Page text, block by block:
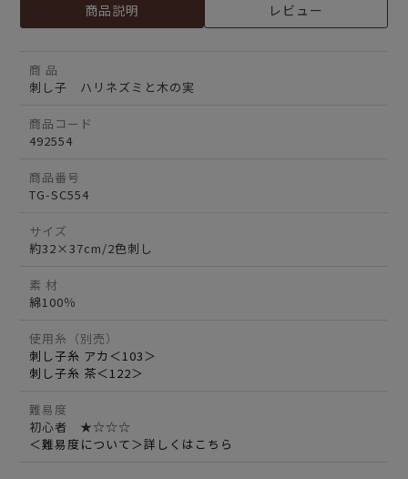
商品説明 レビュー
商 品
刺し子 ハリネズミと木の実
商品コード
492554
商品番号
TG-SC554
サイズ
約32×37cm/2色刺し
素 材
綿100％
使用糸（別売）
刺し子糸 アカ＜103＞
刺し子糸 茶＜122＞
難易度
初心者 ★☆☆☆
＜難易度について＞詳しくはこちら